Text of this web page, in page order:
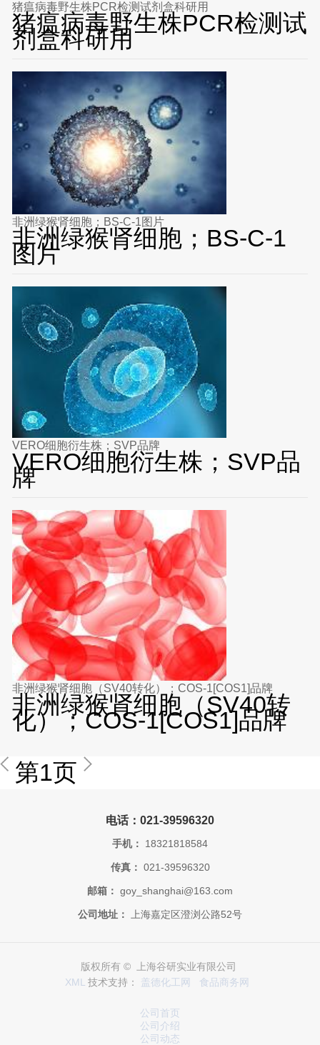
猪瘟病毒野生株PCR检测试剂盒科研用
猪瘟病毒野生株PCR检测试
剂盒科研用
非洲绿猴肾细胞；BS-C-1图片
非洲绿猴肾细胞；BS-C-1
图片
VERO细胞衍生株；SVP品牌
VERO细胞衍生株；SVP品
牌
非洲绿猴肾细胞（SV40转化）；COS-1[COS1]品牌
非洲绿猴肾细胞（SV40转
化）；COS-1[COS1]品牌
第1页
电话：021-39596320
手机： 18321818584
传真： 021-39596320
邮箱： goy_shanghai@163.com
公司地址： 上海嘉定区澄浏公路52号
版权所有 © 上海谷研实业有限公司
XML 技术支持： 盖德化工网 食品商务网
公司首页
公司介绍
公司动态